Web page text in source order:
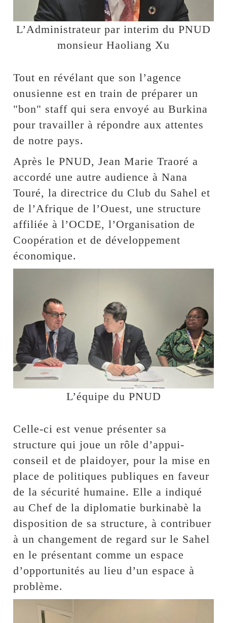
L’Administrateur par interim du PNUD
monsieur Haoliang Xu
Tout en révélant que son l’agence
onusienne est en train de préparer un
"bon" staff qui sera envoyé au Burkina
pour travailler à répondre aux attentes
de notre pays.
Après le PNUD, Jean Marie Traoré a
accordé une autre audience à Nana
Touré, la directrice du Club du Sahel et
de l’Afrique de l’Ouest, une structure
affiliée à l’OCDE, l’Organisation de
Coopération et de développement
économique.
L’équipe du PNUD
Celle-ci est venue présenter sa
structure qui joue un rôle d’appui-
conseil et de plaidoyer, pour la mise en
place de politiques publiques en faveur
de la sécurité humaine. Elle a indiqué
au Chef de la diplomatie burkinabè la
disposition de sa structure, à contribuer
à un changement de regard sur le Sahel
en le présentant comme un espace
d’opportunités au lieu d’un espace à
problème.